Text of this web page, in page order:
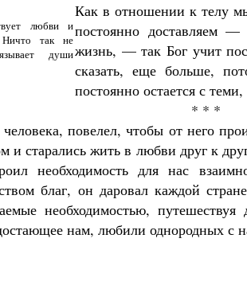
любви и
так не
души
Как в отношении к телу
постоянно доставляем
жизнь, — так Бог учит
сказать, еще больше,
постоянно остается с
* * *
человека, повелел, чтобы от него
и старались жить в любви друг к
необходимость для нас
благ, он даровал каждой
необходимостью, путешествуя
нам, любили однородных с